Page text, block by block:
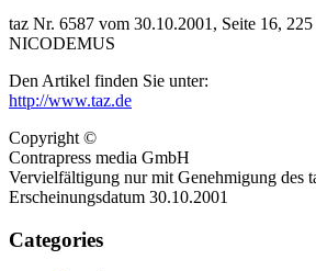
taz Nr. 6587 vom 30.10.2001, Seite 16,
NICODEMUS
Den Artikel finden Sie unter:
http://www.taz.de
Copyright ©
Contrapress media GmbH
Vervielfältigung nur mit Genehmigung des
Erscheinungsdatum 30.10.2001
Categories